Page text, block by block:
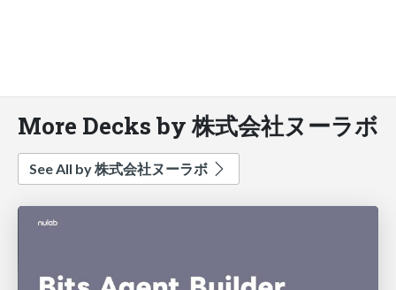
More Decks by 株式会社ヌーラボ
See All by 株式会社ヌーラボ